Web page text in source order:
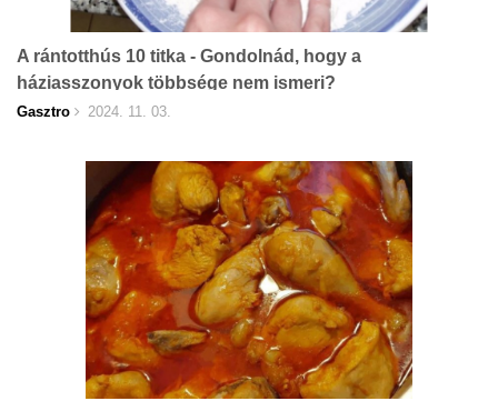
A rántotthús 10 titka - Gondolnád, hogy a
háziasszonyok többsége nem ismeri?
Gasztro 2024. 11. 03.